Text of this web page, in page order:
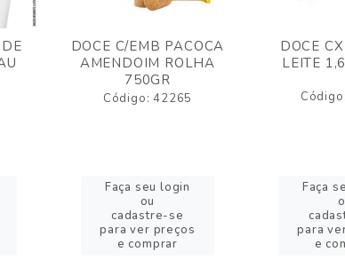
DOCE C/EMB PACOCA
AMENDOIM ROLHA
750GR
Código: 42265
Faça seu login
ou
cadastre-se
para ver preços
e comprar
DOCE
LEITE
Faça
para
e